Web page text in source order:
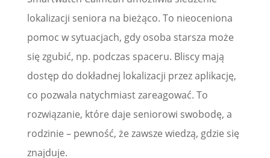
lokalizacji seniora na bieżąco. To nieoceniona
pomoc w sytuacjach, gdy osoba starsza może
się zgubić, np. podczas spaceru. Bliscy mają
dostęp do dokładnej lokalizacji przez aplikację,
co pozwala natychmiast zareagować. To
rozwiązanie, które daje seniorowi swobodę, a
rodzinie – pewność, że zawsze wiedzą, gdzie się
znajduje.